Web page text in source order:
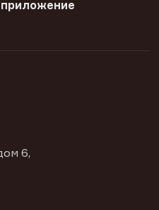
приложение
6,